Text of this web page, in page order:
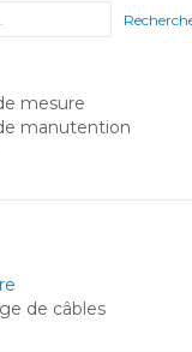
mesure
manutention
de câbles